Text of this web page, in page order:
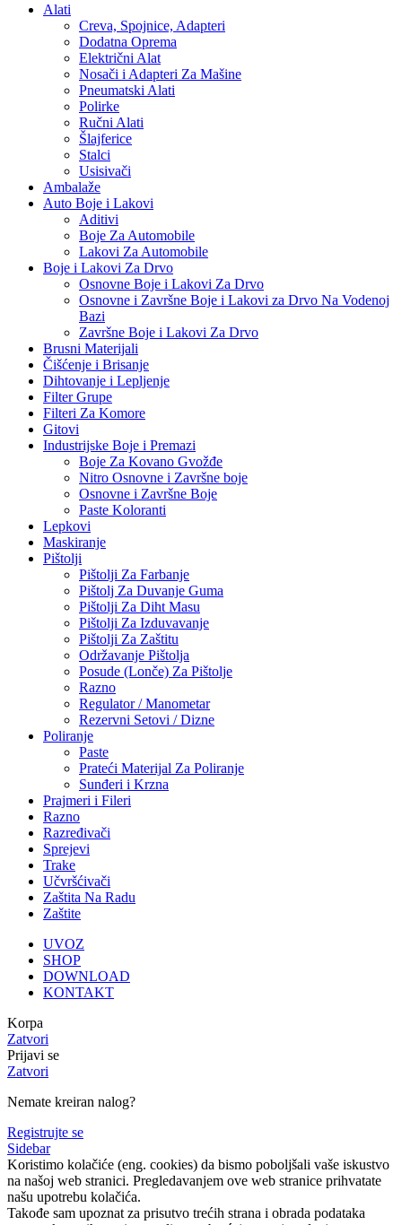
Alati
Creva, Spojnice, Adapteri
Dodatna Oprema
Električni Alat
Nosači i Adapteri Za Mašine
Pneumatski Alati
Polirke
Ručni Alati
Šlajferice
Stalci
Usisivači
Ambalaže
Auto Boje i Lakovi
Aditivi
Boje Za Automobile
Lakovi Za Automobile
Boje i Lakovi Za Drvo
Osnovne Boje i Lakovi Za Drvo
Osnovne i Završne Boje i Lakovi za Drvo Na Vodenoj
Bazi
Završne Boje i Lakovi Za Drvo
Brusni Materijali
Čišćenje i Brisanje
Dihtovanje i Lepljenje
Filter Grupe
Filteri Za Komore
Gitovi
Industrijske Boje i Premazi
Boje Za Kovano Gvožđe
Nitro Osnovne i Završne boje
Osnovne i Završne Boje
Paste Koloranti
Lepkovi
Maskiranje
Pištolji
Pištolji Za Farbanje
Pištolj Za Duvanje Guma
Pištolji Za Diht Masu
Pištolji Za Izduvavanje
Pištolji Za Zaštitu
Održavanje Pištolja
Posude (Lonče) Za Pištolje
Razno
Regulator / Manometar
Rezervni Setovi / Dizne
Poliranje
Paste
Prateći Materijal Za Poliranje
Sunđeri i Krzna
Prajmeri i Fileri
Razno
Razređivači
Sprejevi
Trake
Učvršćivači
Zaštita Na Radu
Zaštite
UVOZ
SHOP
DOWNLOAD
KONTAKT
Korpa
Zatvori
Prijavi se
Zatvori
Nemate kreiran nalog?
Registrujte se
Sidebar
Koristimo kolačiće (eng. cookies) da bismo poboljšali vaše iskustvo
na našoj web stranici. Pregledavanjem ove web stranice prihvatate
našu upotrebu kolačića.
Takođe sam upoznat za prisutvo trećih strana i obrada podataka